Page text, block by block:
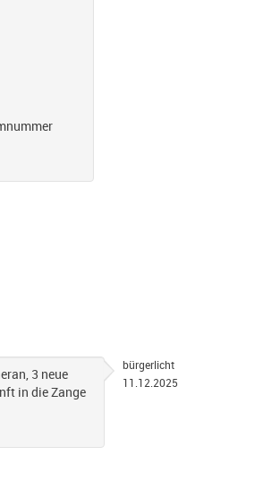
3 neue
in die Zange
bürgerlicht
11.12.2025